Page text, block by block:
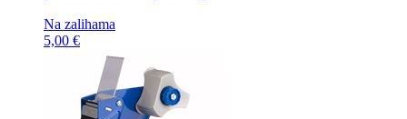
Na zalihama
5,00 €